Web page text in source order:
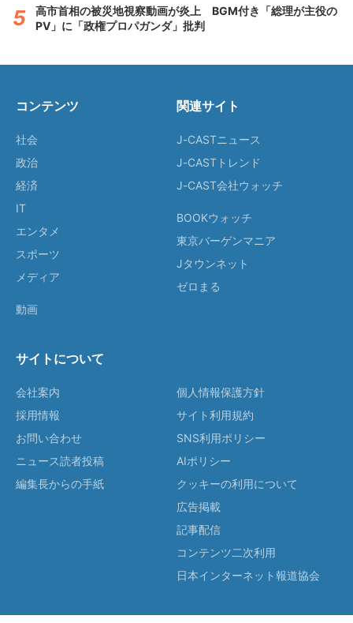
高市首相の被災地視察動画が炎上 BGM付き「総理が主役の
PV」に「政権プロパガンダ」批判
コンテンツ
社会
政治
経済
IT
エンタメ
スポーツ
メディア
動画
関連サイト
J-CASTニュース
J-CASTトレンド
J-CAST会社ウォッチ
BOOKウォッチ
東京バーゲンマニア
Jタウンネット
ゼロまる
サイトについて
会社案内
採用情報
お問い合わせ
ニュース読者投稿
編集長からの手紙
個人情報保護方針
サイト利用規約
SNS利用ポリシー
AIポリシー
クッキーの利用について
広告掲載
記事配信
コンテンツ二次利用
日本インターネット報道協会